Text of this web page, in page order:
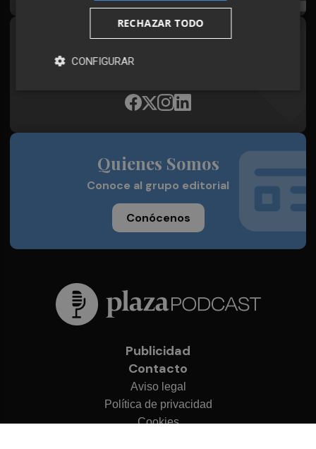
Síguenos en redes
Plaza Podcast, desde cualquier medio
Quienes Somos
Conoce al grupo editorial
Conócenos
Publicidad
Contacto
Aviso legal
Política de privacidad
Cookies
RECHAZAR TODO
CONFIGURAR